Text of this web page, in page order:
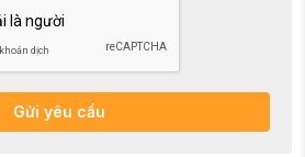
Gửi yêu cầu